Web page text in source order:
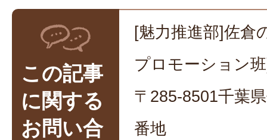
この記事
に関する
お問い合
[魅力推進部]佐倉
プロモーション
〒285-8501千葉
番地